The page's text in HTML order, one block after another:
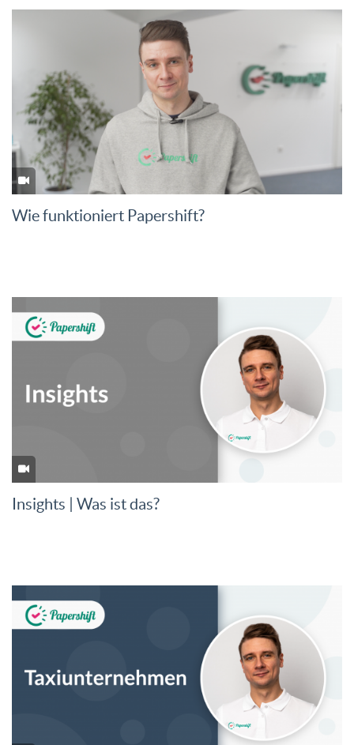
Wie funktioniert Papershift?
Insights | Was ist das?